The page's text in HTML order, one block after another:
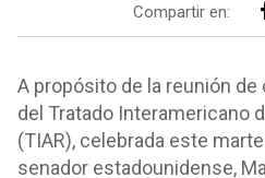
Compartir en:
A propósito de la reunión
del Tratado Interamericano
(TIAR), celebrada este
senador estadounidense,